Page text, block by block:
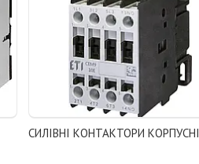
СИЛІВНІ КОНТАКТОРИ КОРПУСНІ